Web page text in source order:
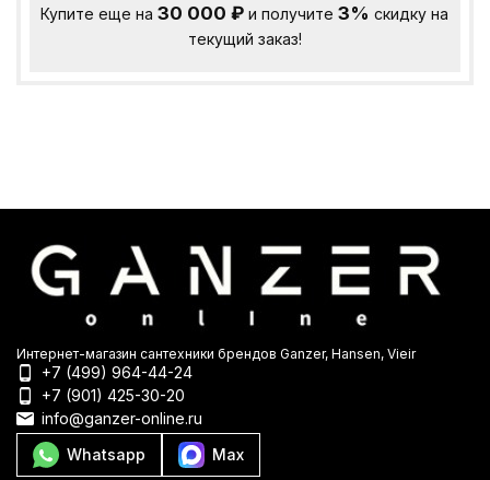
Купите еще на30 000₽ и получите3% скидку на
текущий заказ!
Интернет-магазин сантехники брендов Ganzer, Hansen, Vieir
+7 (499) 964-44-24
+7 (901) 425-30-20
info@ganzer-online.ru
Whatsapp
Max